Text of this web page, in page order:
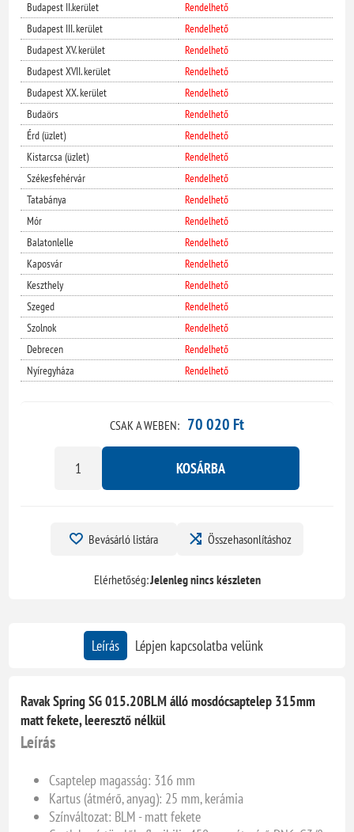
Budapest II.kerület
Rendelhető
Budapest III. kerület
Rendelhető
Budapest XV. kerület
Rendelhető
Budapest XVII. kerület
Rendelhető
Budapest XX. kerület
Rendelhető
Budaörs
Rendelhető
Érd (üzlet)
Rendelhető
Kistarcsa (üzlet)
Rendelhető
Székesfehérvár
Rendelhető
Tatabánya
Rendelhető
Mór
Rendelhető
Balatonlelle
Rendelhető
Kaposvár
Rendelhető
Keszthely
Rendelhető
Szeged
Rendelhető
Szolnok
Rendelhető
Debrecen
Rendelhető
Nyíregyháza
Rendelhető
CSAK A WEBEN: 70 020 Ft
KOSÁRBA
Bevásárló listára Összehasonlításhoz
Elérhetőség:Jelenleg nincs készleten
Leírás Lépjen kapcsolatba velünk
Ravak Spring SG 015.20BLM álló mosdócsaptelep 315mm
matt fekete, leeresztő nélkül
Leírás
Csaptelep magasság: 316 mm
Kartus (átmérő, anyag): 25 mm, kerámia
Színváltozat: BLM - matt fekete